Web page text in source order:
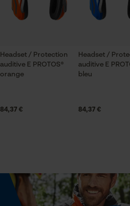
Contenu de la livraison
1 x protection auditive E
Headset / Protection
auditive E PROTOS®
orange
84,37 €
Headset /
auditive E
bleu
84,37 €
ID de session
Sauvegarder les
Fact-Finder